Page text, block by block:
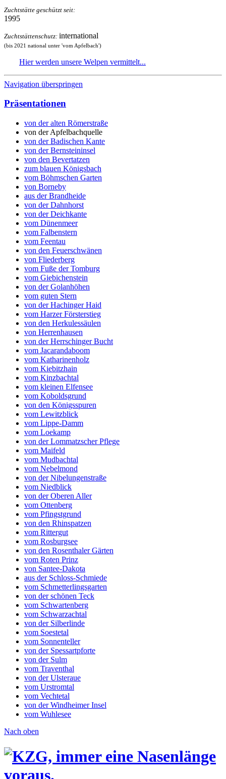
Zuchtstätte geschützt seit:
1995
Zuchtstättenschutz: international
(bis 2021 national unter 'vom Apfelbach')
Hierwerden unsere Welpen vermittelt...
Navigation überspringen
Präsentationen
von der alten Römerstraße
von der Apfelbachquelle
von der Badischen Kante
von der Bernsteininsel
von den Bevertatzen
zum blauen Königsbach
vom Böhmschen Garten
von Borneby
aus der Brandheide
von der Dahnhorst
von der Deichkante
vom Dünenmeer
vom Falbenstern
vom Feentau
von den Feuerschwänen
von Fliederberg
vom Fuße der Tomburg
vom Giebichenstein
von der Golanhöhen
vom guten Stern
von der Hachinger Haid
vom Harzer Försterstieg
von den Herkulessäulen
von Herrenhausen
von der Herrschinger Bucht
vom Jacarandaboom
vom Katharinenholz
vom Kiebitzhain
vom Kinzbachtal
vom kleinen Elfensee
vom Koboldsgrund
von den Königsspuren
vom Lewitzblick
vom Lippe-Damm
vom Loekamp
von der Lommatzscher Pflege
vom Maifeld
vom Mudbachtal
vom Nebelmond
von der Nibelungenstraße
vom Niedblick
von der Oberen Aller
vom Ottenberg
vom Pfingstgrund
von den Rhinspatzen
vom Rittergut
vom Rosburgsee
von den Rosenthaler Gärten
vom Roten Prinz
von Santee-Dakota
aus der Schloss-Schmiede
vom Schmetterlingsgarten
von der schönen Teck
vom Schwartenberg
vom Schwarzachtal
von der Silberlinde
vom Soestetal
vom Sonnenteller
von der Spessartpforte
von der Sulm
vom Traventhal
von der Ulsteraue
vom Urstromtal
vom Vechtetal
von der Windheimer Insel
vom Wuhlesee
Nach oben